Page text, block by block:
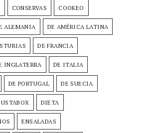
CONSERVAS COOKEO
ALEMANIA DE AMÉRICA LATINA
DE FRANCIA
INGLATERRA DE ITALIA
DE PORTUGAL DE SUECIA
DIETA
ENSALADAS